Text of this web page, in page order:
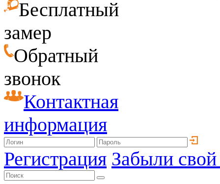
Бесплатный
замер
Обратный
звонок
Контактная
информация
Регистрация Забыли